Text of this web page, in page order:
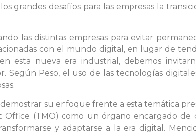
grandes desafíos para las empresas la
las distintas empresas para evitar
con el mundo digital, en lugar de
esta nueva era industrial, debemos
Según Peso, el uso de las tecnologías
su enfoque frente a esta temática
(TMO) como un órgano encargado de
y adaptarse a la era digital.